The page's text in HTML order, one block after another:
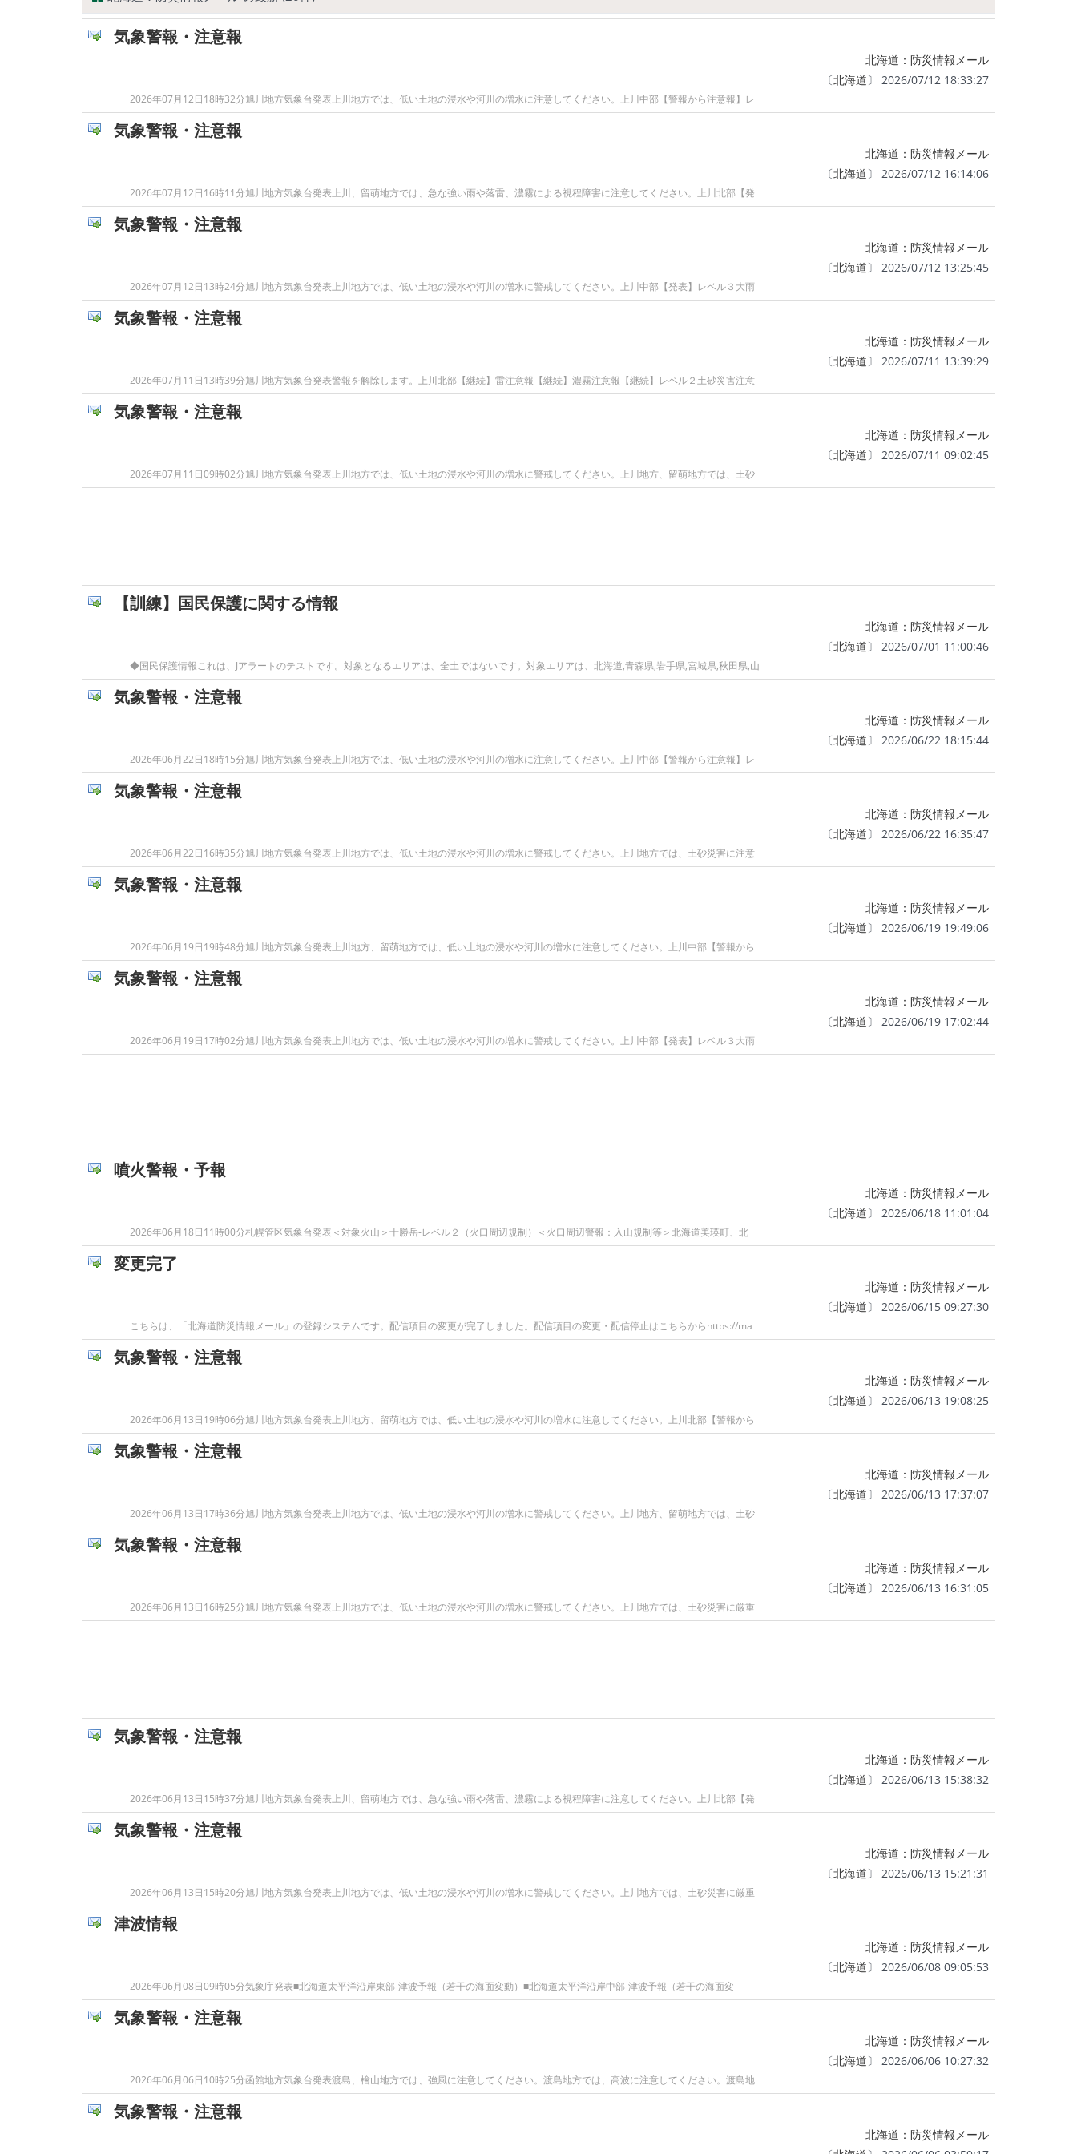
気象警報・注意報
北海道：防災情報メール
〔北海道〕 2026/07/12 18:33:27
2026年07月12日18時32分旭川地方気象台発表上川地方では、低い土地の浸水や河川の増水に注意してください。上川中部【警報から注意報】レ
気象警報・注意報
北海道：防災情報メール
〔北海道〕 2026/07/12 16:14:06
2026年07月12日16時11分旭川地方気象台発表上川、留萌地方では、急な強い雨や落雷、濃霧による視程障害に注意してください。上川北部【発
気象警報・注意報
北海道：防災情報メール
〔北海道〕 2026/07/12 13:25:45
2026年07月12日13時24分旭川地方気象台発表上川地方では、低い土地の浸水や河川の増水に警戒してください。上川中部【発表】レベル３大雨
気象警報・注意報
北海道：防災情報メール
〔北海道〕 2026/07/11 13:39:29
2026年07月11日13時39分旭川地方気象台発表警報を解除します。上川北部【継続】雷注意報【継続】濃霧注意報【継続】レベル２土砂災害注意
気象警報・注意報
北海道：防災情報メール
〔北海道〕 2026/07/11 09:02:45
2026年07月11日09時02分旭川地方気象台発表上川地方では、低い土地の浸水や河川の増水に警戒してください。上川地方、留萌地方では、土砂
【訓練】国民保護に関する情報
北海道：防災情報メール
〔北海道〕 2026/07/01 11:00:46
◆国民保護情報これは、Jアラートのテストです。対象となるエリアは、全土ではないです。対象エリアは、北海道,青森県,岩手県,宮城県,秋田県,山
気象警報・注意報
北海道：防災情報メール
〔北海道〕 2026/06/22 18:15:44
2026年06月22日18時15分旭川地方気象台発表上川地方では、低い土地の浸水や河川の増水に注意してください。上川中部【警報から注意報】レ
気象警報・注意報
北海道：防災情報メール
〔北海道〕 2026/06/22 16:35:47
2026年06月22日16時35分旭川地方気象台発表上川地方では、低い土地の浸水や河川の増水に警戒してください。上川地方では、土砂災害に注意
気象警報・注意報
北海道：防災情報メール
〔北海道〕 2026/06/19 19:49:06
2026年06月19日19時48分旭川地方気象台発表上川地方、留萌地方では、低い土地の浸水や河川の増水に注意してください。上川中部【警報から
気象警報・注意報
北海道：防災情報メール
〔北海道〕 2026/06/19 17:02:44
2026年06月19日17時02分旭川地方気象台発表上川地方では、低い土地の浸水や河川の増水に警戒してください。上川中部【発表】レベル３大雨
噴火警報・予報
北海道：防災情報メール
〔北海道〕 2026/06/18 11:01:04
2026年06月18日11時00分札幌管区気象台発表＜対象火山＞十勝岳-レベル２（火口周辺規制）＜火口周辺警報：入山規制等＞北海道美瑛町、北
変更完了
北海道：防災情報メール
〔北海道〕 2026/06/15 09:27:30
こちらは、「北海道防災情報メール」の登録システムです。配信項目の変更が完了しました。配信項目の変更・配信停止はこちらからhttps://ma
気象警報・注意報
北海道：防災情報メール
〔北海道〕 2026/06/13 19:08:25
2026年06月13日19時06分旭川地方気象台発表上川地方、留萌地方では、低い土地の浸水や河川の増水に注意してください。上川北部【警報から
気象警報・注意報
北海道：防災情報メール
〔北海道〕 2026/06/13 17:37:07
2026年06月13日17時36分旭川地方気象台発表上川地方では、低い土地の浸水や河川の増水に警戒してください。上川地方、留萌地方では、土砂
気象警報・注意報
北海道：防災情報メール
〔北海道〕 2026/06/13 16:31:05
2026年06月13日16時25分旭川地方気象台発表上川地方では、低い土地の浸水や河川の増水に警戒してください。上川地方では、土砂災害に厳重
気象警報・注意報
北海道：防災情報メール
〔北海道〕 2026/06/13 15:38:32
2026年06月13日15時37分旭川地方気象台発表上川、留萌地方では、急な強い雨や落雷、濃霧による視程障害に注意してください。上川北部【発
気象警報・注意報
北海道：防災情報メール
〔北海道〕 2026/06/13 15:21:31
2026年06月13日15時20分旭川地方気象台発表上川地方では、低い土地の浸水や河川の増水に警戒してください。上川地方では、土砂災害に厳重
津波情報
北海道：防災情報メール
〔北海道〕 2026/06/08 09:05:53
2026年06月08日09時05分気象庁発表■北海道太平洋沿岸東部-津波予報（若干の海面変動）■北海道太平洋沿岸中部-津波予報（若干の海面変
気象警報・注意報
北海道：防災情報メール
〔北海道〕 2026/06/06 10:27:32
2026年06月06日10時25分函館地方気象台発表渡島、檜山地方では、強風に注意してください。渡島地方では、高波に注意してください。渡島地
気象警報・注意報
北海道：防災情報メール